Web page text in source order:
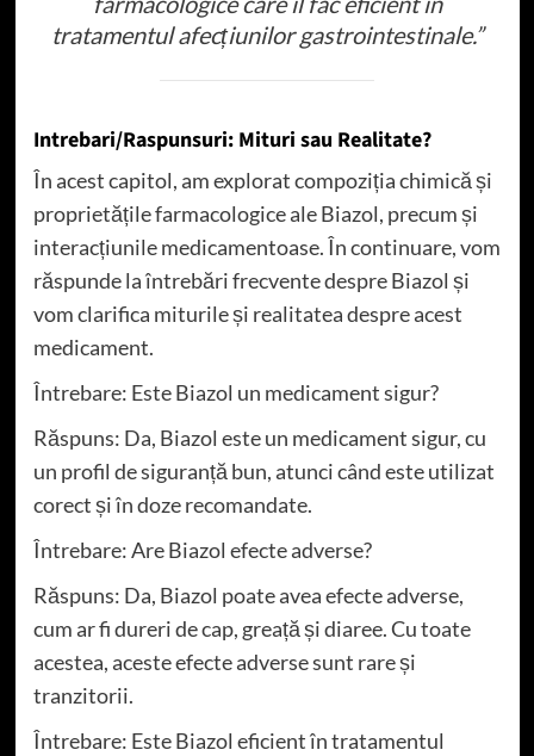
tratamentul afecțiunilor gastrointestinale.”
Intrebari/Raspunsuri: Mituri sau Realitate?
În acest capitol, am explorat compoziția chimică și
proprietățile farmacologice ale Biazol, precum și
interacțiunile medicamentoase. În continuare, vom
răspunde la întrebări frecvente despre Biazol și
vom clarifica miturile și realitatea despre acest
medicament.
Întrebare: Este Biazol un medicament sigur?
Răspuns: Da, Biazol este un medicament sigur, cu
un profil de siguranță bun, atunci când este utilizat
corect și în doze recomandate.
Întrebare: Are Biazol efecte adverse?
Răspuns: Da, Biazol poate avea efecte adverse,
cum ar fi dureri de cap, greață și diaree. Cu toate
acestea, aceste efecte adverse sunt rare și
tranzitorii.
Întrebare: Este Biazol eficient în tratamentul